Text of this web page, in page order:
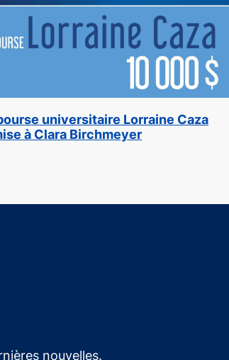
universitaire Lorraine Caza
à Clara Birchmeyer
nouvelles.